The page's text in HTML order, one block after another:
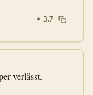
✦ 3.7
verlässt.